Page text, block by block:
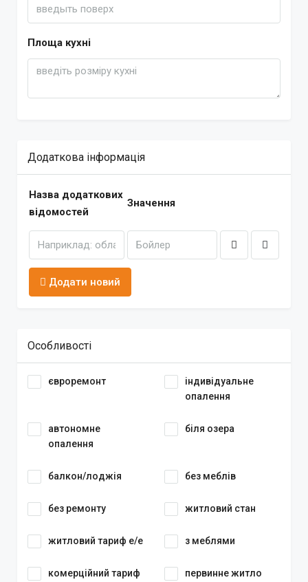
Площа кухні
Додаткова інформація
Назва додаткових
відомостей
Значення
Додати новий
Особливості
євроремонт
індивідуальне
опалення
автономне
опалення
біля озера
балкон/лоджія без меблів
без ремонту житловий стан
житловий тариф е/е з меблями
комерційний тариф
первинне житло